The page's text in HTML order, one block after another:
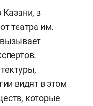
Казани, в
театра им.
видят в этом
которые